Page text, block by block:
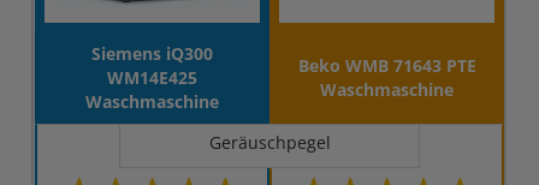
Siemens iQ300
WM14E425
Waschmaschine
Beko WMB 71643 PTE
Waschmaschine
Geräuschpegel